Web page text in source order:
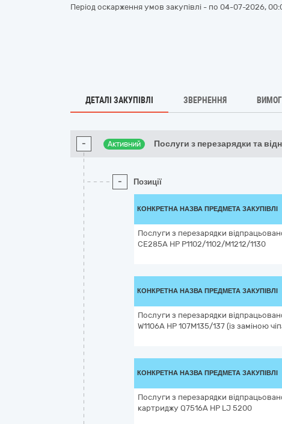
Період оскарження умов закупівлі - по 04-07-2026,
ДЕТАЛІ ЗАКУПІВЛІ ЗВЕРНЕННЯ
- Активний Послуги з перезарядки та
- Позиції
КОНКРЕТНА НАЗВА ПРЕДМЕТА ЗАКУПІВЛІ
Послуги з перезарядки
CE285A HP P1102/1102/M1212/1130
КОНКРЕТНА НАЗВА ПРЕДМЕТА ЗАКУПІВЛІ
Послуги з перезарядки
W1106А HP 107M135/137 (із заміною
КОНКРЕТНА НАЗВА ПРЕДМЕТА ЗАКУПІВЛІ
Послуги з перезарядки
картриджу Q7516A HP LJ 5200